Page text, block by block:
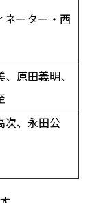
ネーター・西
原田義明、
次、永田公